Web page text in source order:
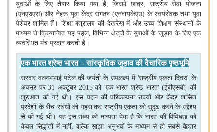
युवाओं के लिए तैयार किया गया है, जिसमें छात्र, राष्ट्रीय सेवा योजना
(एनएसएस) और नेहरू युवा केंद्र संगठन (एनवायकेएस) के स्वयंसेवक तथा युवा
पेशेवर शामिल हैं। शिक्षा मंत्रालय की देखरेख में और उच्च शिक्षण संस्थानों के
माध्यम से क्रियान्वित यह पहल, विभिन्न क्षेत्रों के युवाओं के जुड़ाव के लिए एक
व्यवस्थित मंच प्रदान करती है।
एक भारत श्रेष्ठ भारत – सांस्कृतिक जुड़ाव की वैचारिक पृष्ठभूमि
सरदार वल्लभभाई पटेल की जयंती के उपलक्ष्य में 'राष्ट्रीय एकता दिवस'के
अवसर पर31 अक्टूबर 2015को 'एक भारत श्रेष्ठ भारत' (ईबीएसबी) की
शुरुआत की गई थी। इस पहल की परिकल्पना राज्यों और केंद्र शासित
प्रदेशों के बीच संबंधों को गहरा कर राष्ट्रीय एकता को सुदृढ़ करने के उद्देश्य
से की गई थी। यह इस तथ्य को मान्यता देता है कि भारत की विविधता को
केवल सिद्धांतों में नहीं,बल्कि साझा अनुभवों के माध्यम से ही सबसे बेहतर